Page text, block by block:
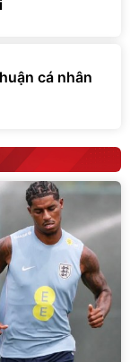
cá nhân